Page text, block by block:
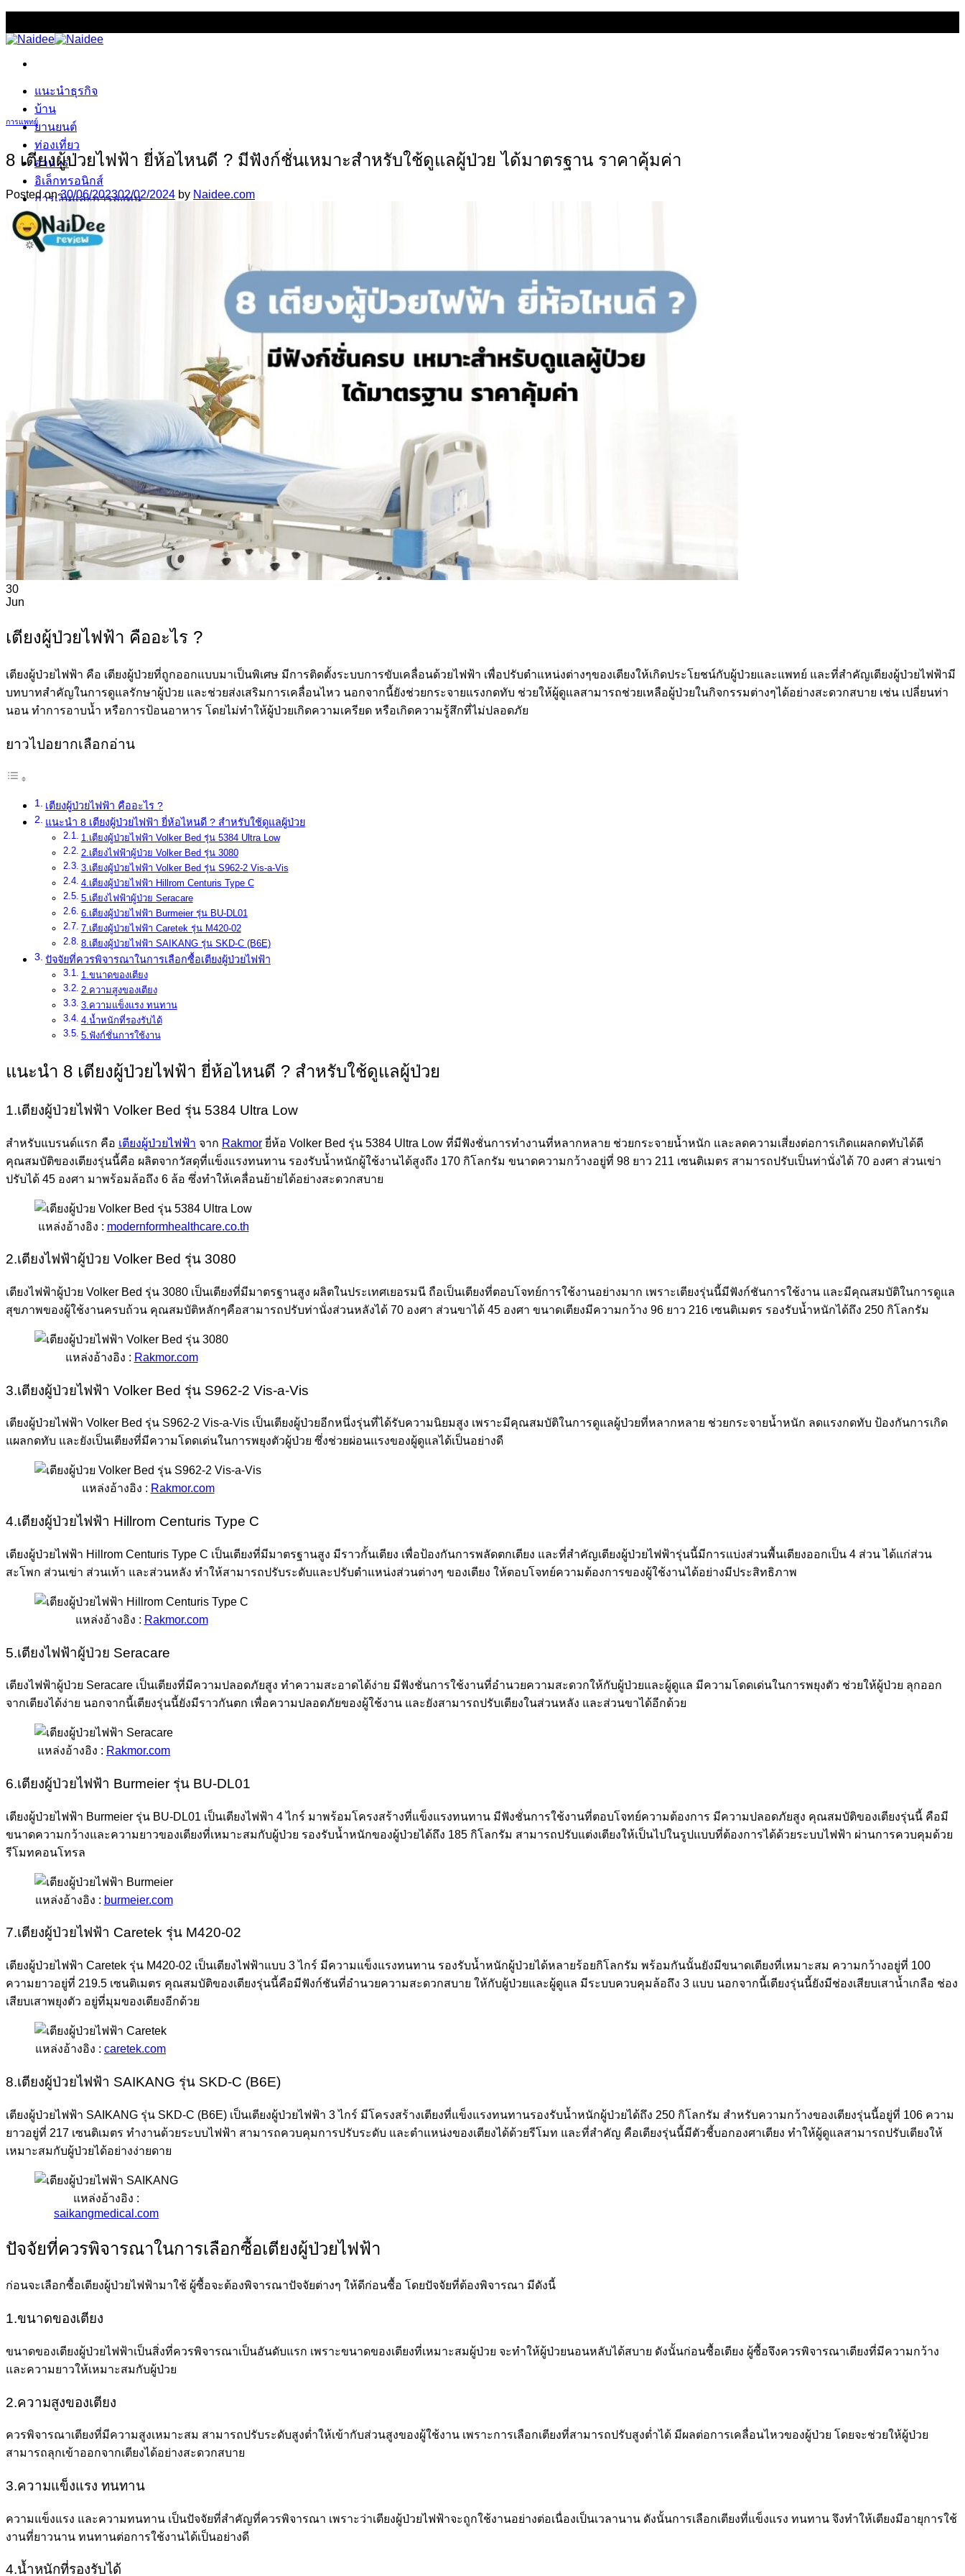
content
แนะนำธุรกิจ
บ้าน
ยานยนต์
ท่องเที่ยว
อาหาร
อิเล็กทรอนิกส์
การเงินและการลงทุน
สุขภาพและความงาม
การแพทย์
แม่และเด็ก
การแพทย์
8 เตียงผู้ป่วยไฟฟ้า ยี่ห้อไหนดี ? มีฟังก์ชั่นเหมาะสำหรับใช้ดูแลผู้ป่วย ได้มาตรฐาน ราคาคุ้มค่า
Posted on30/06/202302/02/2024 by Naidee.com
30
Jun
เตียงผู้ป่วยไฟฟ้า คืออะไร ?
เตียงผู้ป่วยไฟฟ้า คือ เตียงผู้ป่วยที่ถูกออกแบบมาเป็นพิเศษ มีการติดตั้งระบบการขับเคลื่อนด้วยไฟฟ้า เพื่อปรับตำแหน่งต่างๆของเตียงให้เกิดประโยชน์กับผู้ป่วยและแพทย์ และที่สำคัญเตียงผู้ป่วยไฟฟ้ามี
บทบาทสำคัญในการดูแลรักษาผู้ป่วย และช่วยส่งเสริมการเคลื่อนไหว นอกจากนี้ยังช่วยกระจายแรงกดทับ ช่วยให้ผู้ดูแลสามารถช่วยเหลือผู้ป่วยในกิจกรรมต่างๆได้อย่างสะดวกสบาย เช่น เปลี่ยนท่า
นอน ทำการอาบน้ำ หรือการป้อนอาหาร โดยไม่ทำให้ผู้ป่วยเกิดความเครียด หรือเกิดความรู้สึกที่ไม่ปลอดภัย
ยาวไปอยากเลือกอ่าน
เตียงผู้ป่วยไฟฟ้า คืออะไร ?
แนะนำ 8 เตียงผู้ป่วยไฟฟ้า ยี่ห้อไหนดี ? สำหรับใช้ดูแลผู้ป่วย
1.เตียงผู้ป่วยไฟฟ้า Volker Bed รุ่น 5384 Ultra Low
2.เตียงไฟฟ้าผู้ป่วย Volker Bed รุ่น 3080
3.เตียงผู้ป่วยไฟฟ้า Volker Bed รุ่น S962-2 Vis-a-Vis
4.เตียงผู้ป่วยไฟฟ้า Hillrom Centuris Type C
5.เตียงไฟฟ้าผู้ป่วย Seracare
6.เตียงผู้ป่วยไฟฟ้า Burmeier รุ่น BU-DL01
7.เตียงผู้ป่วยไฟฟ้า Caretek รุ่น M420-02
8.เตียงผู้ป่วยไฟฟ้า SAIKANG รุ่น SKD-C (B6E)
ปัจจัยที่ควรพิจารณาในการเลือกซื้อเตียงผู้ป่วยไฟฟ้า
1.ขนาดของเตียง
2.ความสูงของเตียง
3.ความแข็งแรง ทนทาน
4.น้ำหนักที่รองรับได้
5.ฟังก์ชั่นการใช้งาน
แนะนำ 8 เตียงผู้ป่วยไฟฟ้า ยี่ห้อไหนดี ? สำหรับใช้ดูแลผู้ป่วย
1.เตียงผู้ป่วยไฟฟ้า Volker Bed รุ่น 5384 Ultra Low
สำหรับแบรนด์แรก คือ เตียงผู้ป่วยไฟฟ้า จาก Rakmor ยี่ห้อ Volker Bed รุ่น 5384 Ultra Low ที่มีฟังชั่นการทำงานที่หลากหลาย ช่วยกระจายน้ำหนัก และลดความเสี่ยงต่อการเกิดแผลกดทับได้ดี
คุณสมบัติของเตียงรุ่นนี้คือ ผลิตจากวัสดุที่แข็งแรงทนทาน รองรับน้ำหนักผู้ใช้งานได้สูงถึง 170 กิโลกรัม ขนาดความกว้างอยู่ที่ 98 ยาว 211 เซนติเมตร สามารถปรับเป็นท่านั่งได้ 70 องศา ส่วนเข่า
ปรับได้ 45 องศา มาพร้อมล้อถึง 6 ล้อ ซึ่งทำให้เคลื่อนย้ายได้อย่างสะดวกสบาย
แหล่งอ้างอิง : modernformhealthcare.co.th
2.เตียงไฟฟ้าผู้ป่วย Volker Bed รุ่น 3080
เตียงไฟฟ้าผู้ป่วย Volker Bed รุ่น 3080 เป็นเตียงที่มีมาตรฐานสูง ผลิตในประเทศเยอรมนี ถือเป็นเตียงที่ตอบโจทย์การใช้งานอย่างมาก เพราะเตียงรุ่นนี้มีฟังก์ชันการใช้งาน และมีคุณสมบัติในการดูแล
สุขภาพของผู้ใช้งานครบถ้วน คุณสมบัติหลักๆคือสามารถปรับท่านั่งส่วนหลังได้ 70 องศา ส่วนขาได้ 45 องศา ขนาดเตียงมีความกว้าง 96 ยาว 216 เซนติเมตร รองรับน้ำหนักได้ถึง 250 กิโลกรัม
แหล่งอ้างอิง : Rakmor.com
3.เตียงผู้ป่วยไฟฟ้า Volker Bed รุ่น S962-2 Vis-a-Vis
เตียงผู้ป่วยไฟฟ้า Volker Bed รุ่น S962-2 Vis-a-Vis เป็นเตียงผู้ป่วยอีกหนึ่งรุ่นที่ได้รับความนิยมสูง เพราะมีคุณสมบัติในการดูแลผู้ป่วยที่หลากหลาย ช่วยกระจายน้ำหนัก ลดแรงกดทับ ป้องกันการเกิด
แผลกดทับ และยังเป็นเตียงที่มีความโดดเด่นในการพยุงตัวผู้ป่วย ซึ่งช่วยผ่อนแรงของผู้ดูแลได้เป็นอย่างดี
แหล่งอ้างอิง : Rakmor.com
4.เตียงผู้ป่วยไฟฟ้า Hillrom Centuris Type C
เตียงผู้ป่วยไฟฟ้า Hillrom Centuris Type C เป็นเตียงที่มีมาตรฐานสูง มีราวกั้นเตียง เพื่อป้องกันการพลัดตกเตียง และที่สำคัญเตียงผู้ป่วยไฟฟ้ารุ่นนี้มีการแบ่งส่วนพื้นเตียงออกเป็น 4 ส่วน ได้แก่ส่วน
สะโพก ส่วนเข่า ส่วนเท้า และส่วนหลัง ทำให้สามารถปรับระดับและปรับตำแหน่งส่วนต่างๆ ของเตียง ให้ตอบโจทย์ความต้องการของผู้ใช้งานได้อย่างมีประสิทธิภาพ
แหล่งอ้างอิง : Rakmor.com
5.เตียงไฟฟ้าผู้ป่วย Seracare
เตียงไฟฟ้าผู้ป่วย Seracare เป็นเตียงที่มีความปลอดภัยสูง ทำความสะอาดได้ง่าย มีฟังชั่นการใช้งานที่อำนวยความสะดวกให้กับผู้ป่วยและผู้ดูแล มีความโดดเด่นในการพยุงตัว ช่วยให้ผู้ป่วย ลุกออก
จากเตียงได้ง่าย นอกจากนี้เตียงรุ่นนี้ยังมีราวกันตก เพื่อความปลอดภัยของผู้ใช้งาน และยังสามารถปรับเตียงในส่วนหลัง และส่วนขาได้อีกด้วย
แหล่งอ้างอิง : Rakmor.com
6.เตียงผู้ป่วยไฟฟ้า Burmeier รุ่น BU-DL01
เตียงผู้ป่วยไฟฟ้า Burmeier รุ่น BU-DL01 เป็นเตียงไฟฟ้า 4 ไกร์ มาพร้อมโครงสร้างที่แข็งแรงทนทาน มีฟังชั่นการใช้งานที่ตอบโจทย์ความต้องการ มีความปลอดภัยสูง คุณสมบัติของเตียงรุ่นนี้ คือมี
ขนาดความกว้างและความยาวของเตียงที่เหมาะสมกับผู้ป่วย รองรับน้ำหนักของผู้ป่วยได้ถึง 185 กิโลกรัม สามารถปรับแต่งเตียงให้เป็นไปในรูปแบบที่ต้องการได้ด้วยระบบไฟฟ้า ผ่านการควบคุมด้วย
รีโมทคอนโทรล
แหล่งอ้างอิง : burmeier.com
7.เตียงผู้ป่วยไฟฟ้า Caretek รุ่น M420-02
เตียงผู้ป่วยไฟฟ้า Caretek รุ่น M420-02 เป็นเตียงไฟฟ้าแบบ 3 ไกร์ มีความแข็งแรงทนทาน รองรับน้ำหนักผู้ป่วยได้หลายร้อยกิโลกรัม พร้อมกันนั้นยังมีขนาดเตียงที่เหมาะสม ความกว้างอยู่ที่ 100
ความยาวอยู่ที่ 219.5 เซนติเมตร คุณสมบัติของเตียงรุ่นนี้คือมีฟังก์ชันที่อำนวยความสะดวกสบาย ให้กับผู้ป่วยและผู้ดูแล มีระบบควบคุมล้อถึง 3 แบบ นอกจากนี้เตียงรุ่นนี้ยังมีช่องเสียบเสาน้ำเกลือ ช่อง
เสียบเสาพยุงตัว อยู่ที่มุมของเตียงอีกด้วย
แหล่งอ้างอิง : caretek.com
8.เตียงผู้ป่วยไฟฟ้า SAIKANG รุ่น SKD-C (B6E)
เตียงผู้ป่วยไฟฟ้า SAIKANG รุ่น SKD-C (B6E) เป็นเตียงผู้ป่วยไฟฟ้า 3 ไกร์ มีโครงสร้างเตียงที่แข็งแรงทนทานรองรับน้ำหนักผู้ป่วยได้ถึง 250 กิโลกรัม สำหรับความกว้างของเตียงรุ่นนี้อยู่ที่ 106 ความ
ยาวอยู่ที่ 217 เซนติเมตร ทำงานด้วยระบบไฟฟ้า สามารถควบคุมการปรับระดับ และตำแหน่งของเตียงได้ด้วยรีโมท และที่สำคัญ คือเตียงรุ่นนี้มีตัวชี้บอกองศาเตียง ทำให้ผู้ดูแลสามารถปรับเตียงให้
เหมาะสมกับผู้ป่วยได้อย่างง่ายดาย
แหล่งอ้างอิง :
saikangmedical.com
ปัจจัยที่ควรพิจารณาในการเลือกซื้อเตียงผู้ป่วยไฟฟ้า
ก่อนจะเลือกซื้อเตียงผู้ป่วยไฟฟ้ามาใช้ ผู้ซื้อจะต้องพิจารณาปัจจัยต่างๆ ให้ดีก่อนซื้อ โดยปัจจัยที่ต้องพิจารณา มีดังนี้
1.ขนาดของเตียง
ขนาดของเตียงผู้ป่วยไฟฟ้าเป็นสิ่งที่ควรพิจารณาเป็นอันดับแรก เพราะขนาดของเตียงที่เหมาะสมผู้ป่วย จะทำให้ผู้ป่วยนอนหลับได้สบาย ดังนั้นก่อนซื้อเตียง ผู้ซื้อจึงควรพิจารณาเตียงที่มีความกว้าง
และความยาวให้เหมาะสมกับผู้ป่วย
2.ความสูงของเตียง
ควรพิจารณาเตียงที่มีความสูงเหมาะสม สามารถปรับระดับสูงต่ำให้เข้ากับส่วนสูงของผู้ใช้งาน เพราะการเลือกเตียงที่สามารถปรับสูงต่ำได้ มีผลต่อการเคลื่อนไหวของผู้ป่วย โดยจะช่วยให้ผู้ป่วย
สามารถลุกเข้าออกจากเตียงได้อย่างสะดวกสบาย
3.ความแข็งแรง ทนทาน
ความแข็งแรง และความทนทาน เป็นปัจจัยที่สำคัญที่ควรพิจารณา เพราะว่าเตียงผู้ป่วยไฟฟ้าจะถูกใช้งานอย่างต่อเนื่องเป็นเวลานาน ดังนั้นการเลือกเตียงที่แข็งแรง ทนทาน จึงทำให้เตียงมีอายุการใช้
งานที่ยาวนาน ทนทานต่อการใช้งานได้เป็นอย่างดี
4.น้ำหนักที่รองรับได้